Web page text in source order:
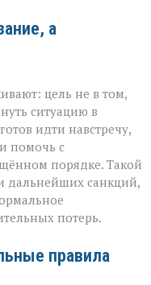
а
цель не в том,
ситуацию в
идти навстречу,
помочь с
порядке. Такой
дальнейших санкций,
потерь.
правила